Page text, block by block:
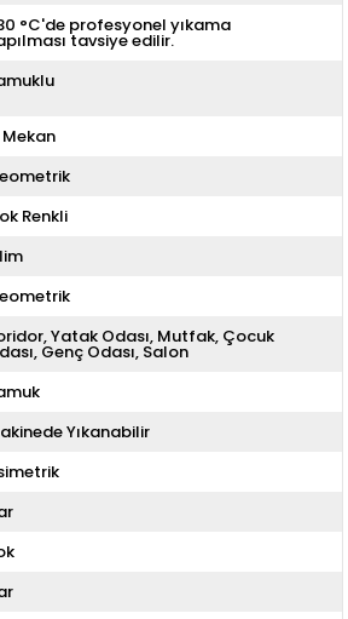
°C'de profesyonel yıkama
tavsiye edilir.
Mekan
Renkli
Yatak Odası Mutfak Çocuk
Genç Odası Salon
Yıkanabilir